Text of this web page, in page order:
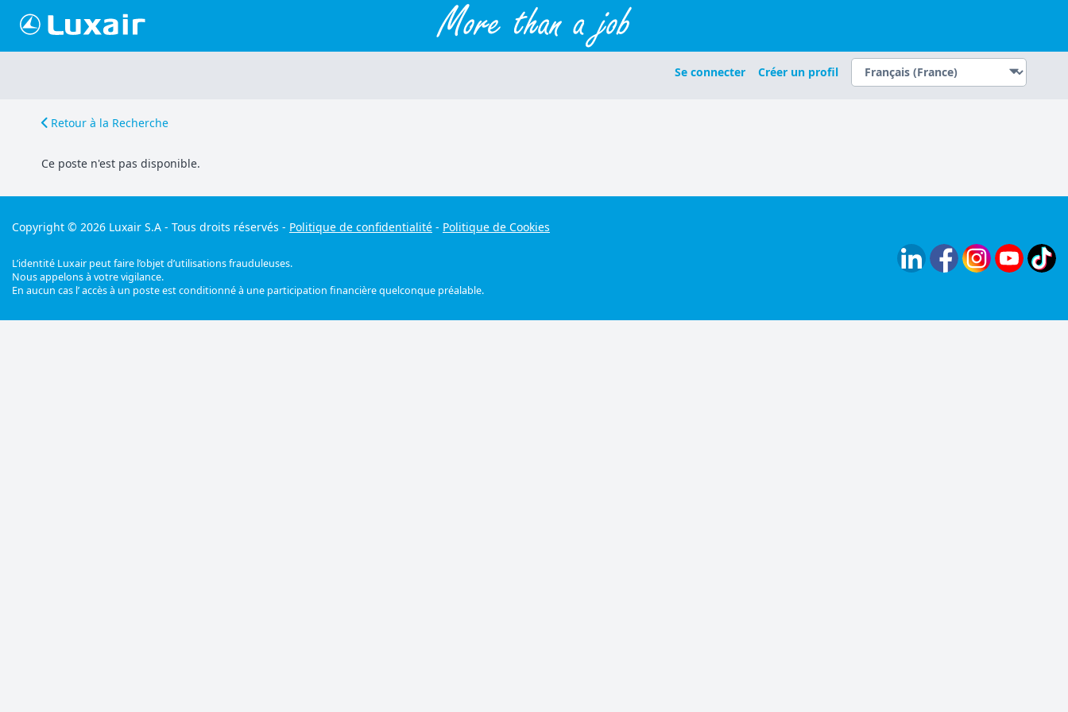
Se connecter Créer un profil
Retour à la Recherche
Ce poste n'est pas disponible.
Copyright © 2026 Luxair S.A - Tous droits réservés - Politique de confidentialité - Politique de Cookies
L’identité Luxair peut faire l’objet d’utilisations frauduleuses.
Nous appelons à votre vigilance.
En aucun cas l’ accès à un poste est conditionné à une participation financière quelconque préalable.